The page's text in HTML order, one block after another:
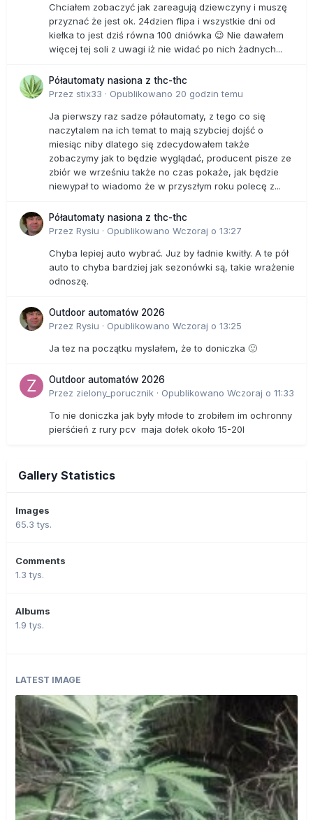
Chciałem zobaczyć jak zareagują dziewczyny i muszę
przyznać że jest ok. 24dzien flipa i wszystkie dni od
kiełka to jest dziś równa 100 dniówka 😉 Nie dawałem
więcej tej soli z uwagi iż nie widać po nich żadnych...
Półautomaty nasiona z thc-thc
Przez stix33 · Opublikowano 20 godzin temu
Ja pierwszy raz sadze półautomaty, z tego co się
naczytalem na ich temat to mają szybciej dojść o
miesiąc niby dlatego się zdecydowałem także
zobaczymy jak to będzie wyglądać, producent pisze ze
zbiór we wrześniu także no czas pokaże, jak będzie
niewypał to wiadomo że w przyszłym roku polecę z...
Półautomaty nasiona z thc-thc
Przez Rysiu · Opublikowano Wczoraj o 13:27
Chyba lepiej auto wybrać. Juz by ładnie kwitły. A te pół
auto to chyba bardziej jak sezonówki są, takie wrażenie
odnoszę.
Outdoor automatów 2026
Przez Rysiu · Opublikowano Wczoraj o 13:25
Ja tez na początku myslałem, że to doniczka 🙂
Outdoor automatów 2026
Przez zielony_porucznik · Opublikowano Wczoraj o 11:33
To nie doniczka jak były młode to zrobiłem im ochronny
pierśćień z rury pcv maja dołek około 15-20l
Gallery Statistics
Images
65.3 tys.
Comments
1.3 tys.
Albums
1.9 tys.
LATEST IMAGE